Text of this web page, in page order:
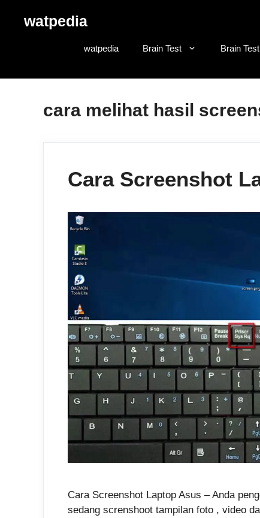
watpedia
watpedia Brain Test Brain
cara melihat hasil
Cara Screenshot
Cara Screenshot Laptop Asus – Anda
sedang screnshoot tampilan foto , video